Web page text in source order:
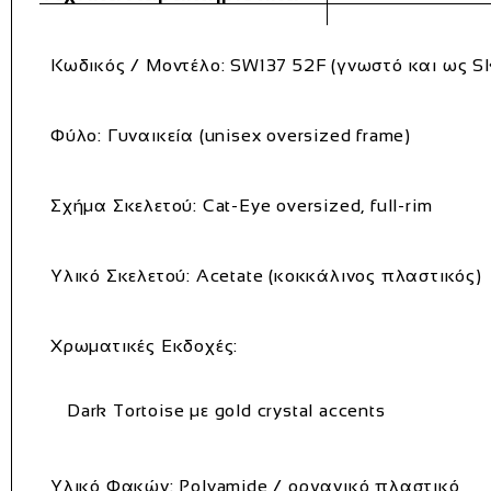
Κωδικός / Μοντέλο: SW137 52F (γνωστό και ως
Φύλο: Γυναικεία (unisex oversized frame)
Σχήμα Σκελετού: Cat‑Eye oversized, full‑rim
Υλικό Σκελετού: Acetate (κοκκάλινος πλαστικός)
Χρωματικές Εκδοχές:
Dark Tortoise με gold crystal accents
Υλικό Φακών: Polyamide / οργανικό πλαστικό